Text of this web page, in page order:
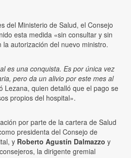
del Ministerio de Salud, el Consejo
esta medida «sin consultar y sin
autorización del nuevo ministro.
es una conquista. Es por única vez
pero da un alivio por este mes al
Lezana, quien detalló que el pago se
propios del hospital».
por parte de la cartera de Salud
presidenta del Consejo de
y Roberto Agustín Dalmazzo y
la dirigente gremial